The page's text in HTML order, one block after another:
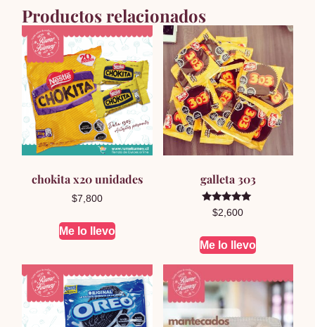
Productos relacionados
chokita x20 unidades
$7,800
Me lo llevo
galleta 303
Valorado en
5.00
$2,600
Me lo llevo